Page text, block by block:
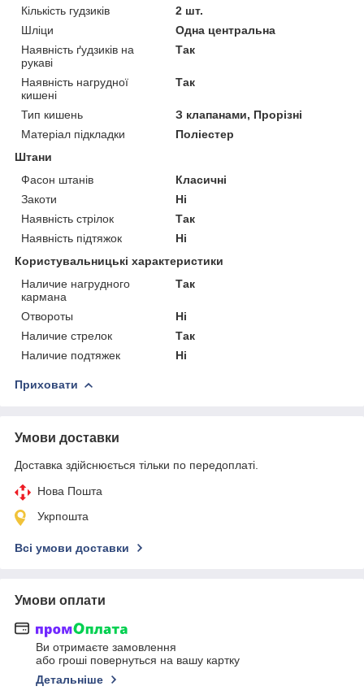
Кількість гудзиків
2 шт.
Шліци
Одна центральна
Наявність ґудзиків на
рукаві
Так
Наявність нагрудної
кишені
Так
Тип кишень
З клапанами, Прорізні
Матеріал підкладки
Поліестер
Штани
Фасон штанів
Класичні
Закоти
Ні
Наявність стрілок
Так
Наявність підтяжок
Ні
Користувальницькі характеристики
Наличие нагрудного
кармана
Так
Отвороты
Ні
Наличие стрелок
Так
Наличие подтяжек
Ні
Приховати
Умови доставки
Доставка здійснюється тільки по передоплаті.
Нова Пошта
Укрпошта
Всі умови доставки
Умови оплати
Ви отримаєте замовлення
або гроші повернуться на вашу картку
Детальніше